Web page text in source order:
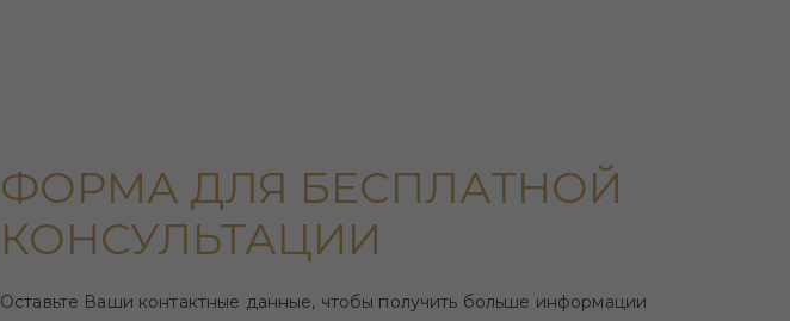
ФОРМА ДЛЯ БЕСПЛАТНОЙ
КОНСУЛЬТАЦИИ
Оставьте Ваши контактные данные, чтобы получить больше информации